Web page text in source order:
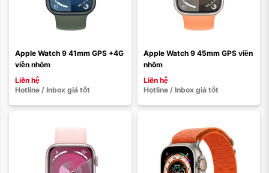
Apple Watch 9 41mm GPS +4G
viền nhôm
Liên hệ
Hotline / Inbox giá tốt
Apple Watch 9 45mm GPS viền
nhôm
Liên hệ
Hotline / Inbox giá tốt
Màu sắc:
Loại dây:
Dây daDây thép